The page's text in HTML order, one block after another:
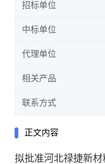
招标单位
中标单位
代理单位
相关产品
联系方式
正文内容
拟批准河北禄捷新